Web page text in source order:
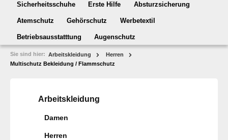
Sicherheitsschuhe Erste Hilfe Absturzsicherung
Atemschutz Gehörschutz Werbetextil
Betriebsausstatttung Augenschutz
Sie sind hier: Arbeitskleidung
Herren
Multischutz Bekleidung / Flammschutz
Arbeitskleidung
Damen
Herren